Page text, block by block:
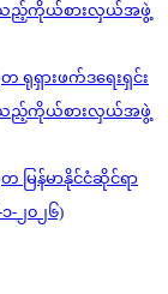
င်သည့်ကိုယ်စားလှယ်အဖွဲ့
ရုရှားဖက်ဒရေးရှင်း
င်သည့်ကိုယ်စားလှယ်အဖွဲ့
မြန်မာနိုင်ငံဆိုင်ရာ
၂၀၂၆)